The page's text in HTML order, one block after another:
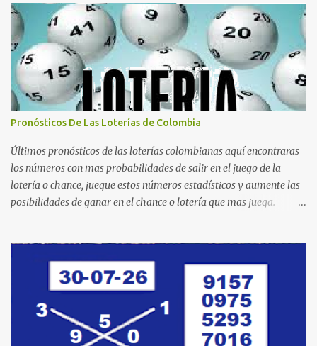
Pronósticos De Las Loterías de Colombia
Últimos pronósticos de las loterías colombianas aquí encontraras
los números con mas probabilidades de salir en el juego de la
lotería o chance, juegue estos números estadísticos y aumente las
posibilidades de ganar en el chance o lotería que mas juega.
Manizales Valle Bogotá Quindio Medellin Santander Risaralda
Boyacá Cundinamarca Tolima Caribeña Dia Caribeña Noche
Sinuano Dia Sinuano Noche Paisita Dia Paisita Noche Culona
Baloto Baloto Revancha Astro Luna Astro Sol Motilon Tarde
Motilon Noche Cauca Meta Cafeterito Tarde Cafeterito Noche
Chontico Dia Chontico Noche Extra de Colombia Lotería Dorado